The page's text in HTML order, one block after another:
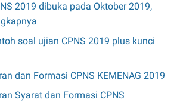
2019 dibuka pada Oktober 2019,
soal ujian CPNS 2019 plus kunci
dan Formasi CPNS KEMENAG 2019
Syarat dan Formasi CPNS